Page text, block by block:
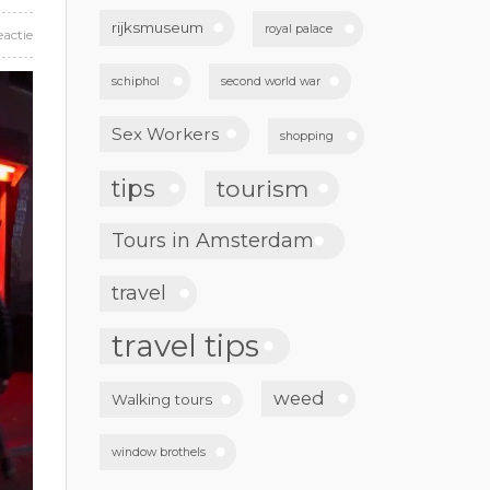
rijksmuseum royal palace
schiphol second world war
Sex Workers shopping
tips tourism
Tours in Amsterdam
travel
travel tips
Walking tours weed
window brothels